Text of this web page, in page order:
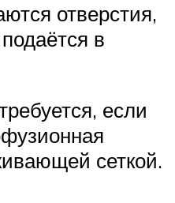
отверстия,
в
если
сеткой.